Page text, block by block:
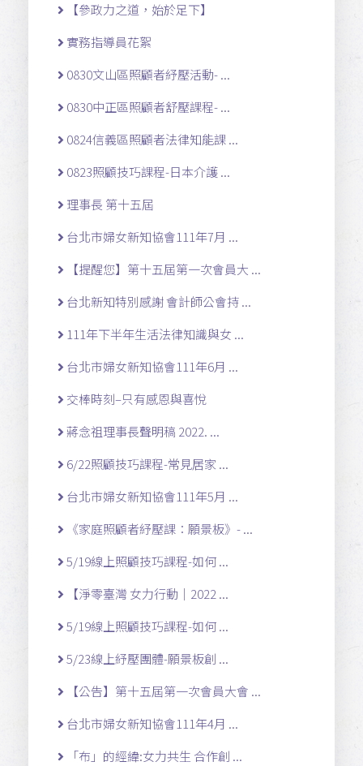
【參政力之道，始於足下】
實務指導員花絮
0830文山區照顧者紓壓活動- ...
0830中正區照顧者舒壓課程- ...
0824信義區照顧者法律知能課 ...
0823照顧技巧課程-日本介護 ...
理事長 第十五屆
台北市婦女新知協會111年7月 ...
【提醒您】第十五屆第一次會員大 ...
台北新知特別感謝 會計師公會持 ...
111年下半年生活法律知識與女 ...
台北市婦女新知協會111年6月 ...
交棒時刻–只有感恩與喜悅
蔣念祖理事長聲明稿 2022. ...
6/22照顧技巧課程-常見居家 ...
台北市婦女新知協會111年5月 ...
《家庭照顧者紓壓課：願景板》- ...
5/19線上照顧技巧課程-如何 ...
【淨零臺灣 女力行動｜2022 ...
5/19線上照顧技巧課程-如何 ...
5/23線上紓壓團體-願景板創 ...
【公告】第十五屆第一次會員大會 ...
台北市婦女新知協會111年4月 ...
「布」的經緯:女力共生 合作創 ...